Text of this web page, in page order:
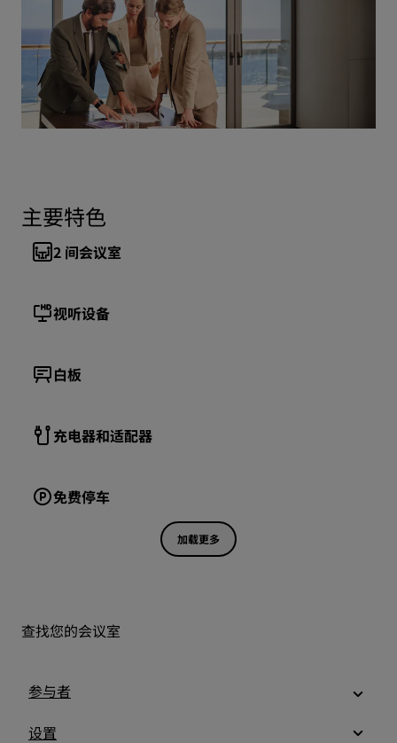
主要特色
2 间会议室
视听设备
白板
充电器和适配器
免费停车
加载更多
查找您的会议室
参与者
设置